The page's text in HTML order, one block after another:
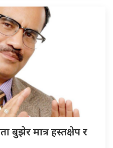
बुझेर मात्र हस्तक्षेप र